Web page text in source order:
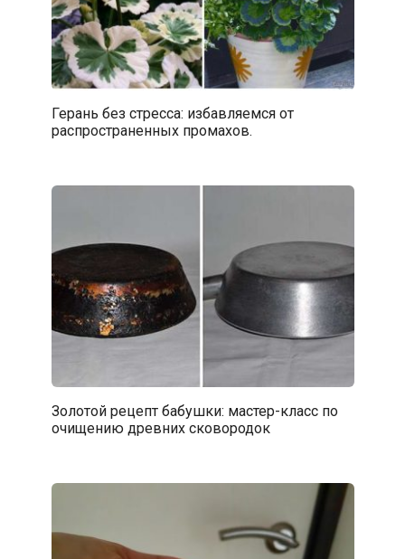
Герань без стресса: избавляемся от
распространенных промахов.
Золотой рецепт бабушки: мастер-класс по
очищению древних сковородок